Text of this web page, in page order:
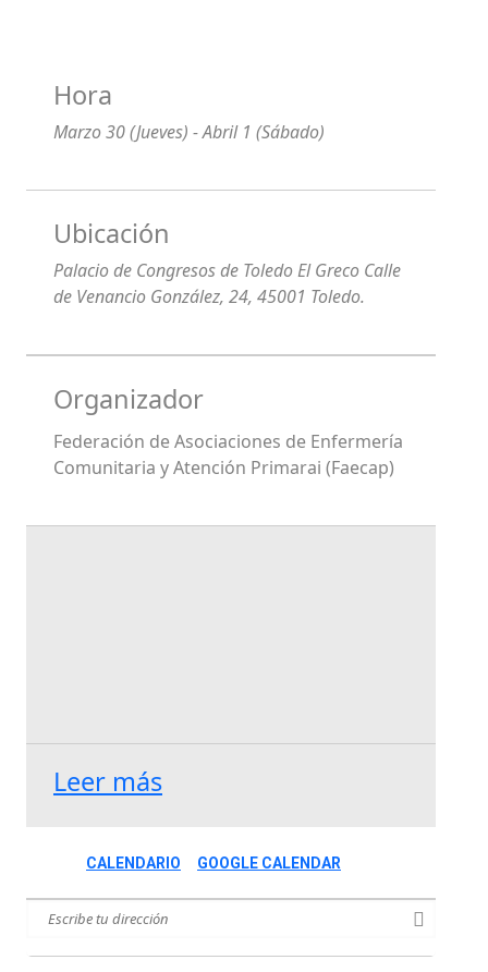
Hora
Marzo 30 (Jueves) - Abril 1 (Sábado)
Ubicación
Palacio de Congresos de Toledo El Greco Calle
de Venancio González, 24, 45001 Toledo.
Organizador
Federación de Asociaciones de Enfermería
Comunitaria y Atención Primarai (Faecap)
Leer más
CALENDARIO GOOGLE CALENDAR